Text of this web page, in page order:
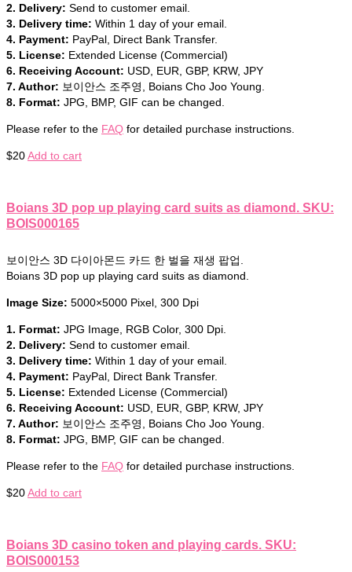
2. Delivery: Send to customer email.
3. Delivery time: Within 1 day of your email.
4. Payment: PayPal, Direct Bank Transfer.
5. License: Extended License (Commercial)
6. Receiving Account: USD, EUR, GBP, KRW, JPY
7. Author: 보이안스 조주영, Boians Cho Joo Young.
8. Format: JPG, BMP, GIF can be changed.
Please refer to the FAQ for detailed purchase instructions.
$20Add to cart
Boians 3D pop up playing card suits as diamond. SKU:
BOIS000165
보이안스 3D 다이아몬드 카드 한 벌을 재생 팝업.
Boians 3D pop up playing card suits as diamond.
Image Size: 5000×5000 Pixel, 300 Dpi
1. Format: JPG Image, RGB Color, 300 Dpi.
2. Delivery: Send to customer email.
3. Delivery time: Within 1 day of your email.
4. Payment: PayPal, Direct Bank Transfer.
5. License: Extended License (Commercial)
6. Receiving Account: USD, EUR, GBP, KRW, JPY
7. Author: 보이안스 조주영, Boians Cho Joo Young.
8. Format: JPG, BMP, GIF can be changed.
Please refer to the FAQ for detailed purchase instructions.
$20Add to cart
Boians 3D casino token and playing cards. SKU:
BOIS000153